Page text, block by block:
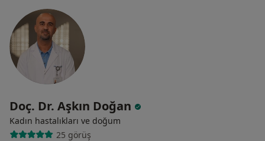
Doç. Dr. Aşkın Doğan
Kadın hastalıkları ve doğum
25 görüş